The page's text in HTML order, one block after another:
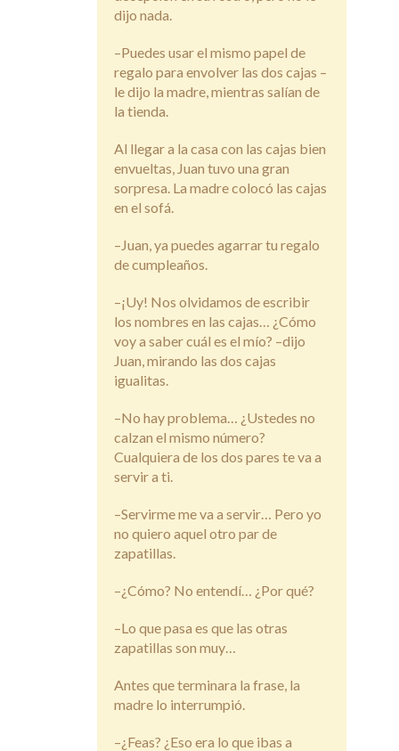
dijo nada.
–Puedes usar el mismo papel de
regalo para envolver las dos cajas –
le dijo la madre, mientras salían de
la tienda.
Al llegar a la casa con las cajas bien
envueltas, Juan tuvo una gran
sorpresa. La madre colocó las cajas
en el sofá.
–Juan, ya puedes agarrar tu regalo
de cumpleaños.
–¡Uy! Nos olvidamos de escribir
los nombres en las cajas… ¿Cómo
voy a saber cuál es el mío? –dijo
Juan, mirando las dos cajas
igualitas.
–No hay problema… ¿Ustedes no
calzan el mismo número?
Cualquiera de los dos pares te va a
servir a ti.
–Servirme me va a servir… Pero yo
no quiero aquel otro par de
zapatillas.
–¿Cómo? No entendí… ¿Por qué?
–Lo que pasa es que las otras
zapatillas son muy…
Antes que terminara la frase, la
madre lo interrumpió.
–¿Feas? ¿Eso era lo que ibas a